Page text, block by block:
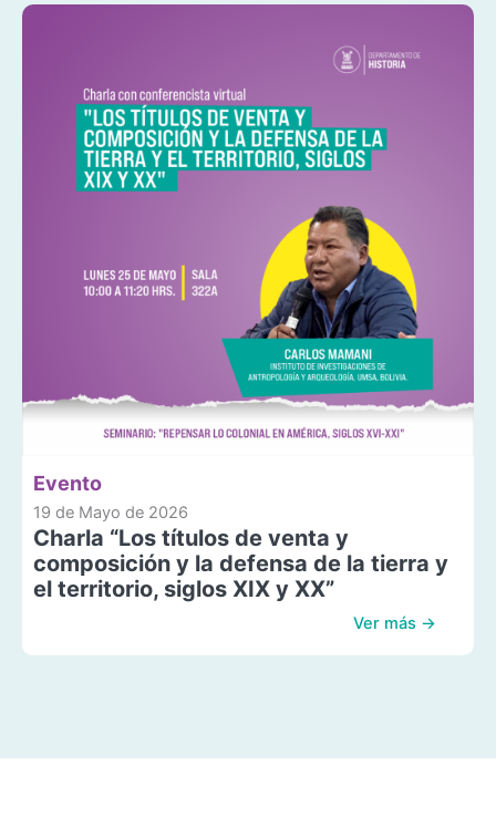
Evento
19 de Mayo de 2026
Charla “Los títulos de venta y
composición y la defensa de la tierra y
el territorio, siglos XIX y XX”
Ver más →